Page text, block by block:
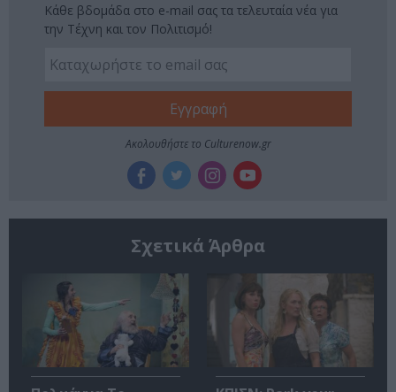
Κάθε βδομάδα στο e-mail σας τα τελευταία νέα για
την Τέχνη και τον Πολιτισμό!
Ακολουθήστε το Culturenow.gr
Σχετικά Άρθρα